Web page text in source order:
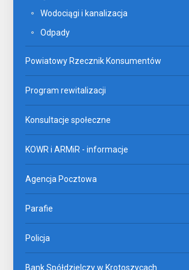
Wodociągi i kanalizacja
Odpady
Powiatowy Rzecznik Konsumentów
Program rewitalizacji
Konsultacje społeczne
KOWR i ARMiR - informacje
Agencja Pocztowa
Parafie
Policja
Bank Spółdzielczy w Krotoszycach